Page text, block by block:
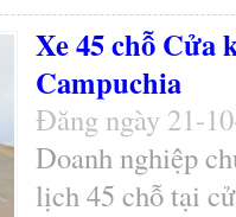
Xe 45 chỗ Cửa
Campuchia
Đăng ngày 21-
Doanh nghiệp
lịch 45 chỗ tại